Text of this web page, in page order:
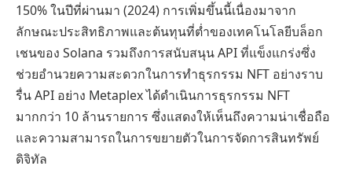
150% ในปีที่ผ่านมา (2024) การเพิ่มขึ้นนี้เนื่องมาจาก
ลักษณะประสิทธิภาพและต้นทุนที่ต่ำของเทคโนโลยีบล็อก
เชนของ Solana รวมถึงการสนับสนุน API ที่แข็งแกร่งซึ่ง
ช่วยอำนวยความสะดวกในการทำธุรกรรม NFT อย่างราบ
รื่น API อย่าง Metaplex ได้ดำเนินการธุรกรรม NFT
มากกว่า 10 ล้านรายการ ซึ่งแสดงให้เห็นถึงความน่าเชื่อถือ
และความสามารถในการขยายตัวในการจัดการสินทรัพย์
ดิจิทัล